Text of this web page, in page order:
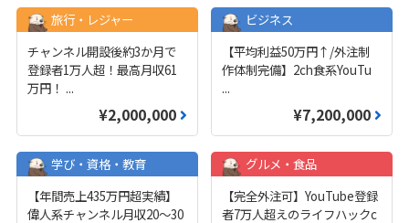
旅行・レジャー
チャンネル開設後約3か月で
登録者1万人超！最高月収61
万円！ ...
¥2,000,000
ビジネス
【平均利益50万円↑/外注制
作体制完備】2ch食系YouTu
...
¥7,200,000
学び・資格・教育
【年間売上435万円超実績】
偉人系チャンネル月収20～30
グルメ・食品
【完全外注可】YouTube登録
者7万人超えのライフハックc